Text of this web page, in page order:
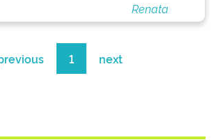
Renata
1 next